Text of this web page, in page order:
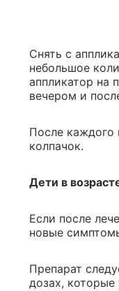
Снять с
небольшое
аппликатор на
вечером и
После каждого
колпачок.
Дети в
Если после
новые
Препарат
дозах, которые